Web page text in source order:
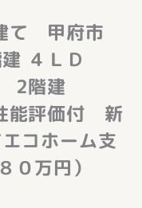
て 甲府市
４ＬＤ
2階建
能評価付 新
コホーム支
０万円）